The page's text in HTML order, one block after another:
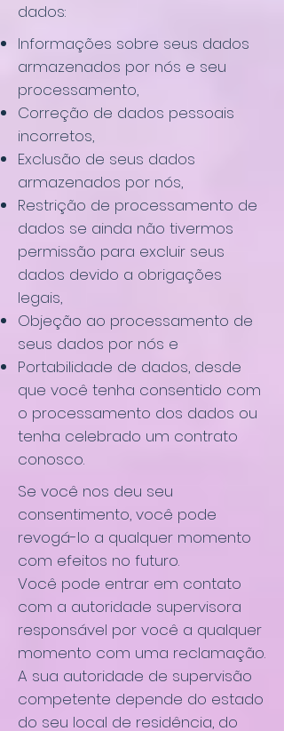
dados:
Informações sobre seus dados
armazenados por nós e seu
processamento,
Correção de dados pessoais
incorretos,
Exclusão de seus dados
armazenados por nós,
Restrição de processamento de
dados se ainda não tivermos
permissão para excluir seus
dados devido a obrigações
legais,
Objeção ao processamento de
seus dados por nós e
Portabilidade de dados, desde
que você tenha consentido com
o processamento dos dados ou
tenha celebrado um contrato
conosco.
Se você nos deu seu
consentimento, você pode
revogá-lo a qualquer momento
com efeitos no futuro.
Você pode entrar em contato
com a autoridade supervisora ​​
responsável por você a qualquer
momento com uma reclamação.
A sua autoridade de supervisão
competente depende do estado
do seu local de residência, do